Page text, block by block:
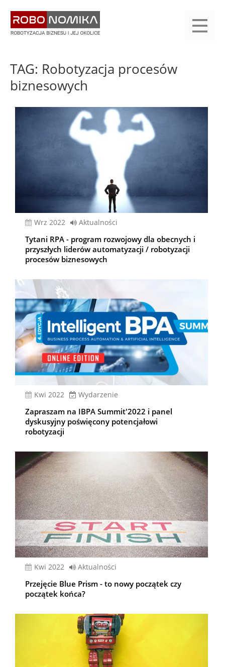
treści
yasne
main
menu
TAG: Robotyzacja procesów
biznesowych
wrz 2022 Aktualności
Tytani RPA - program rozwojowy dla obecnych i
przyszłych liderów automatyzacji / robotyzacji
procesów biznesowych
kwi 2022 Wydarzenie
Zapraszam na IBPA Summit'2022 i panel
dyskusyjny poświęcony potencjałowi
robotyzacji
kwi 2022 Aktualności
Przejęcie Blue Prism - to nowy początek czy
początek końca?